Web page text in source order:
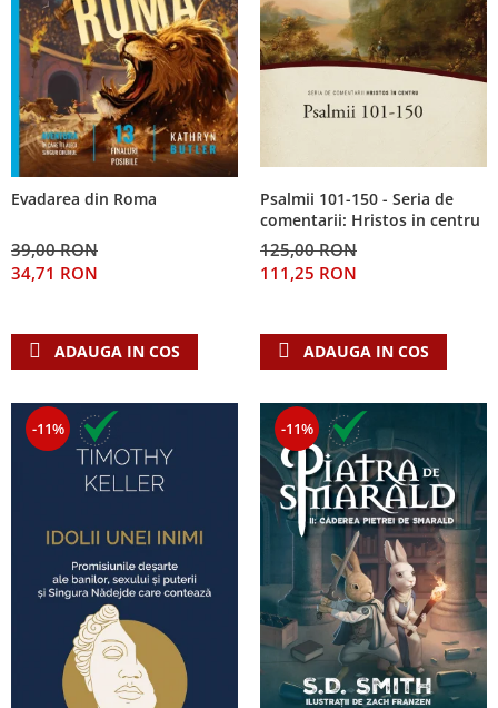
Evadarea din Roma
39,00 RON
34,71 RON
ADAUGA IN COS
Psalmii 101-150 - Seria de
comentarii: Hristos in centru
125,00 RON
111,25 RON
ADAUGA IN COS
-11% -11%